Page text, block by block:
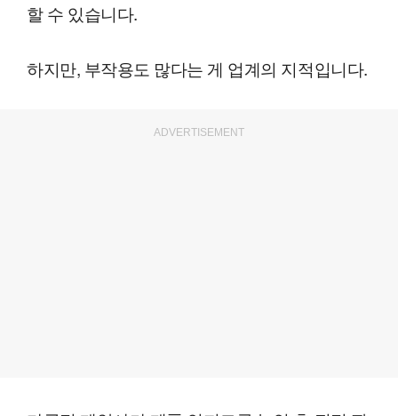
할 수 있습니다.
하지만, 부작용도 많다는 게 업계의 지적입니다.
ADVERTISEMENT